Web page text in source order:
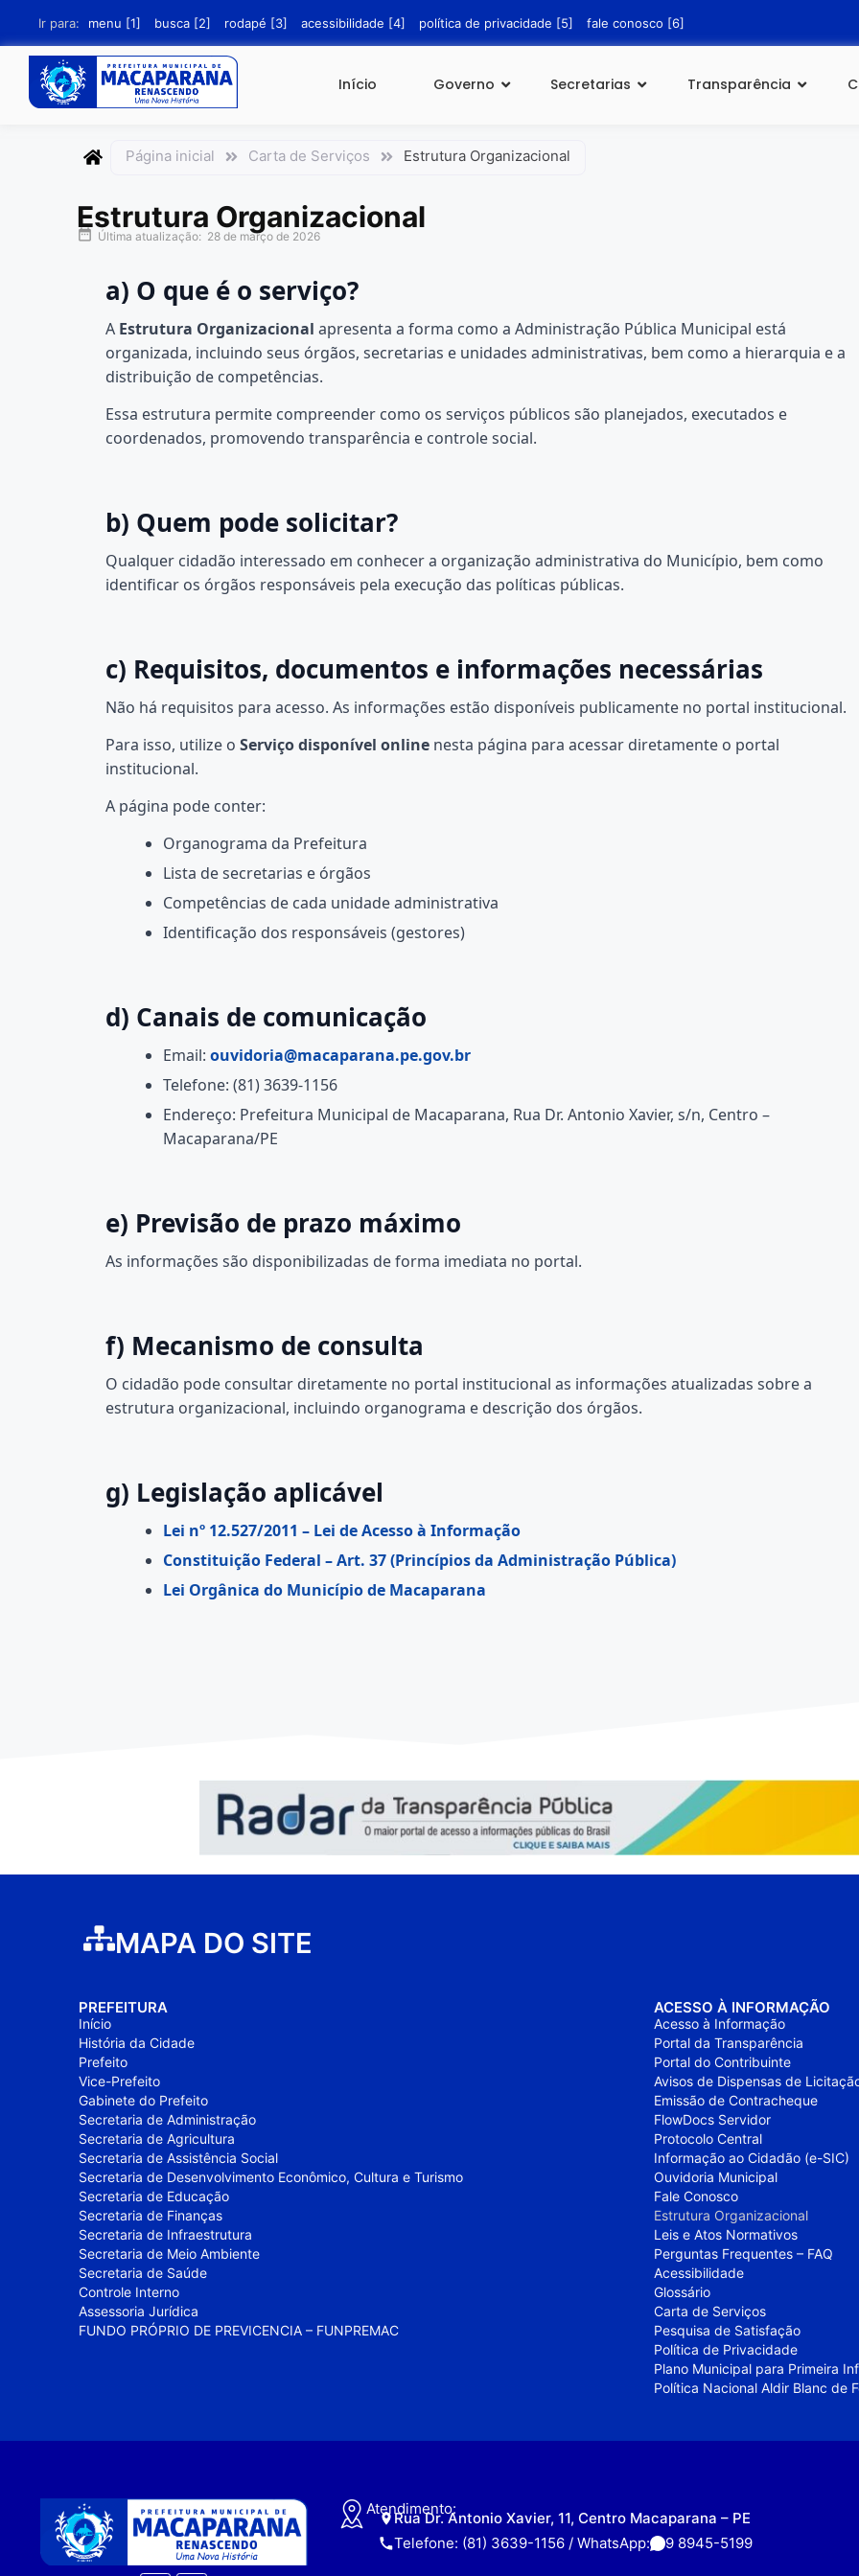
conteúdo
Ir para: menu [1] busca [2] rodapé [3] acessibilidade [4] política de privacidade [5] fale conosco [6]
Início Governo Secretarias Transparência
Página inicial Carta de Serviços Estrutura Organizacional
Estrutura Organizacional
Última atualização: 28 de março de 2026
a) O que é o serviço?
A Estrutura Organizacional apresenta a forma como a Administração Pública Municipal está
organizada, incluindo seus órgãos, secretarias e unidades administrativas, bem como a hierarquia e a
distribuição de competências.
Essa estrutura permite compreender como os serviços públicos são planejados, executados e
coordenados, promovendo transparência e controle social.
b) Quem pode solicitar?
Qualquer cidadão interessado em conhecer a organização administrativa do Município, bem como
identificar os órgãos responsáveis pela execução das políticas públicas.
c) Requisitos, documentos e informações necessárias
Não há requisitos para acesso. As informações estão disponíveis publicamente no portal institucional.
Para isso, utilize o Serviço disponível online nesta página para acessar diretamente o portal
institucional.
A página pode conter:
Organograma da Prefeitura
Lista de secretarias e órgãos
Competências de cada unidade administrativa
Identificação dos responsáveis (gestores)
d) Canais de comunicação
Email: ouvidoria@macaparana.pe.gov.br
Telefone: (81) 3639-1156
Endereço: Prefeitura Municipal de Macaparana, Rua Dr. Antonio Xavier, s/n, Centro –
Macaparana/PE
e) Previsão de prazo máximo
As informações são disponibilizadas de forma imediata no portal.
f) Mecanismo de consulta
O cidadão pode consultar diretamente no portal institucional as informações atualizadas sobre a
estrutura organizacional, incluindo organograma e descrição dos órgãos.
g) Legislação aplicável
Lei nº 12.527/2011 – Lei de Acesso à Informação
Constituição Federal – Art. 37 (Princípios da Administração Pública)
Lei Orgânica do Município de Macaparana
MAPA DO SITE
PREFEITURA
Início
História da Cidade
Prefeito
Vice-Prefeito
Gabinete do Prefeito
Secretaria de Administração
Secretaria de Agricultura
Secretaria de Assistência Social
Secretaria de Desenvolvimento Econômico, Cultura e Turismo
Secretaria de Educação
Secretaria de Finanças
Secretaria de Infraestrutura
Secretaria de Meio Ambiente
Secretaria de Saúde
Controle Interno
Assessoria Jurídica
FUNDO PRÓPRIO DE PREVICENCIA – FUNPREMAC
ACESSO À INFORMAÇÃO
Acesso à Informação
Portal da Transparência
Portal do Contribuinte
Avisos de Dispensas de
Emissão de Contracheque
FlowDocs Servidor
Protocolo Central
Informação ao Cidadão (e-SIC)
Ouvidoria Municipal
Fale Conosco
Estrutura Organizacional
Leis e Atos Normativos
Perguntas Frequentes – FAQ
Acessibilidade
Glossário
Carta de Serviços
Pesquisa de Satisfação
Política de Privacidade
Plano Municipal para Primeira
Política Nacional Aldir Blanc de
Atendimento:
Rua Dr. Antonio Xavier, 11, Centro Macaparana – PE
Telefone: (81) 3639-1156 / WhatsApp:
9 8945-5199